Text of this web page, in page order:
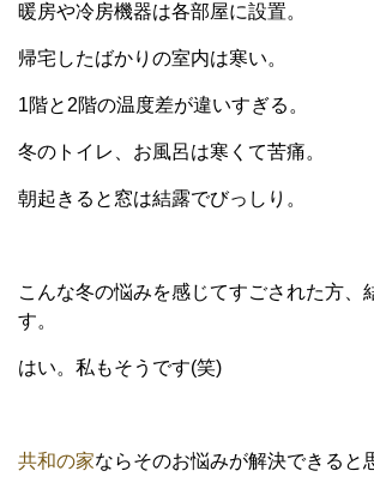
暖房や冷房機器は各部屋に設置。
帰宅したばかりの室内は寒い。
1階と2階の温度差が違いすぎる。
冬のトイレ、お風呂は寒くて苦痛。
朝起きると窓は結露でびっしり。
こんな冬の悩みを感じてすごされた方、
す。
はい。私もそうです(笑)
共和の家ならそのお悩みが解決できると